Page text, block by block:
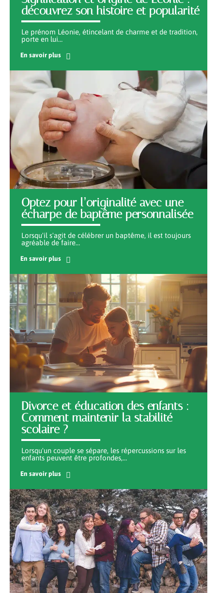
découvrez son histoire et popularité
Le prénom Léonie, étincelant de charme et de tradition,
porte en lui…
En savoir plus
Optez pour l’originalité avec une
écharpe de baptême personnalisée
Lorsqu'il s'agit de célébrer un baptême, il est toujours
agréable de faire…
En savoir plus
Divorce et éducation des enfants :
Comment maintenir la stabilité
scolaire ?
Lorsqu'un couple se sépare, les répercussions sur les
enfants peuvent être profondes,…
En savoir plus